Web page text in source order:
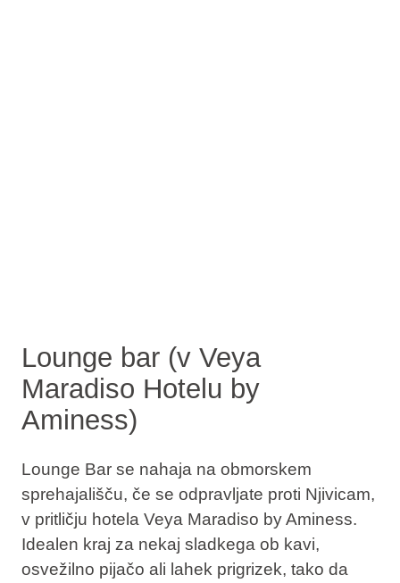
Lounge bar (v Veya
Maradiso Hotelu by
Aminess)
Lounge Bar se nahaja na obmorskem
sprehajališču, če se odpravljate proti Njivicam,
v pritličju hotela Veya Maradiso by Aminess.
Idealen kraj za nekaj sladkega ob kavi,
osvežilno pijačo ali lahek prigrizek, tako da